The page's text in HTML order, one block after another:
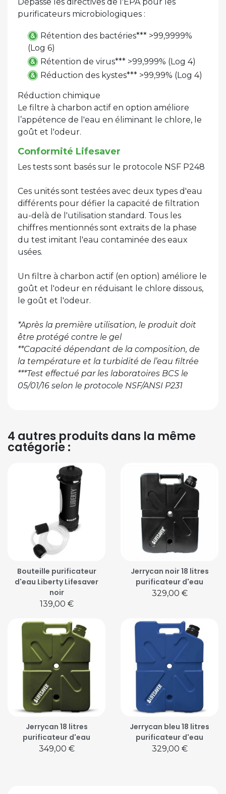
purificateurs microbiologiques :
Rétention des bactéries*** >99,9999%
(Log 6)
Rétention de virus*** >99,999% (Log 4)
Réduction des kystes*** >99,99% (Log 4)
Réduction chimique
Le filtre à charbon actif en option améliore
l’appétence de l'eau en éliminant le chlore, le
goût et l'odeur.
Conformité Lifesaver
Les tests sont basés sur le protocole NSF P248
Ces unités sont testées avec deux types d'eau
différents pour défier la capacité de filtration
au-delà de l'utilisation standard. Tous les
chiffres mentionnés sont extraits de la phase
du test imitant l'eau contaminée des eaux
usées.
Un filtre à charbon actif (en option) améliore le
goût et l'odeur en réduisant le chlore dissous,
le goût et l'odeur.
*Après la première utilisation, le produit doit
être protégé contre le gel
**Capacité dépendant de la composition, de
la température et la turbidité de l’eau filtrée
***Test effectué par les laboratoires BCS le
05/01/16 selon le protocole NSF/ANSI P231
4 autres produits dans la même
catégorie :
Bouteille purificateur
d'eau Liberty Lifesaver
noir
Prix
139,00 €
Jerrycan noir 18 litres
purificateur d'eau
Prix
329,00 €
Jerrycan 18 litres
purificateur d'eau
Prix
349,00 €
Jerrycan bleu 18 litres
purificateur d'eau
Prix
329,00 €